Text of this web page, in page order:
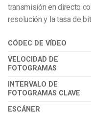
transmisión en directo
resolución y la tasa de
CÓDEC DE VÍDEO
VELOCIDAD DE
FOTOGRAMAS
INTERVALO DE
FOTOGRAMAS CLAVE
ESCÁNER